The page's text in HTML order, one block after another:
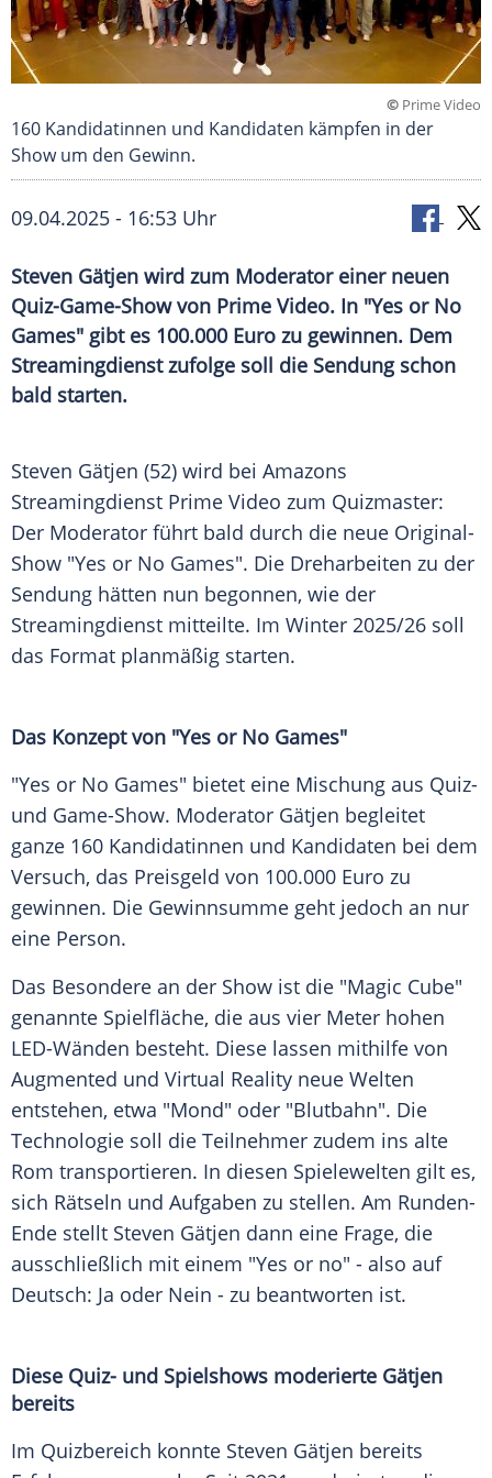
© Prime Video
160 Kandidatinnen und Kandidaten kämpfen in der
Show um den Gewinn.
09.04.2025 - 16:53 Uhr
Steven Gätjen wird zum Moderator einer neuen
Quiz-Game-Show von Prime Video. In "Yes or No
Games" gibt es 100.000 Euro zu gewinnen. Dem
Streamingdienst zufolge soll die Sendung schon
bald starten.
Steven Gätjen (52) wird bei Amazons
Streamingdienst Prime Video zum Quizmaster:
Der Moderator führt bald durch die neue Original-
Show "Yes or No Games". Die Dreharbeiten zu der
Sendung hätten nun begonnen, wie der
Streamingdienst mitteilte. Im Winter 2025/26 soll
das Format planmäßig starten.
Das Konzept von "Yes or No Games"
"Yes or No Games" bietet eine Mischung aus Quiz-
und Game-Show. Moderator Gätjen begleitet
ganze 160 Kandidatinnen und Kandidaten bei dem
Versuch, das Preisgeld von 100.000 Euro zu
gewinnen. Die Gewinnsumme geht jedoch an nur
eine Person.
Das Besondere an der Show ist die "Magic Cube"
genannte Spielfläche, die aus vier Meter hohen
LED-Wänden besteht. Diese lassen mithilfe von
Augmented und Virtual Reality neue Welten
entstehen, etwa "Mond" oder "Blutbahn". Die
Technologie soll die Teilnehmer zudem ins alte
Rom transportieren. In diesen Spielewelten gilt es,
sich Rätseln und Aufgaben zu stellen. Am Runden-
Ende stellt Steven Gätjen dann eine Frage, die
ausschließlich mit einem "Yes or no" - also auf
Deutsch: Ja oder Nein - zu beantworten ist.
Diese Quiz- und Spielshows moderierte Gätjen
bereits
Im Quizbereich konnte Steven Gätjen bereits